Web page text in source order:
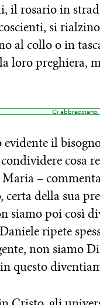
il rosario in
si
al collo o in
loro
Ci
evidente il
cosa
–
della sua
siamo poi così
ripete
non siamo
questo